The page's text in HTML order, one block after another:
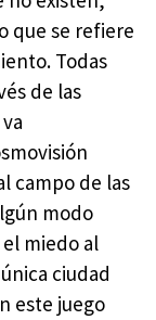
que se refiere
Todas
de las
campo de las
modo
miedo al
ciudad
este juego